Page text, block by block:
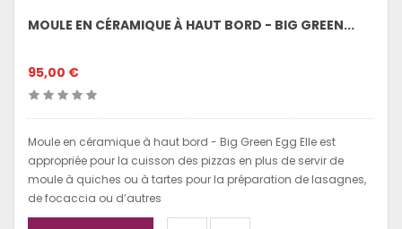
MOULE EN CÉRAMIQUE À HAUT BORD - BIG GREEN...
95,00 €
Moule en céramique à haut bord - Big Green Egg Elle est
appropriée pour la cuisson des pizzas en plus de servir de
moule à quiches ou à tartes pour la préparation de lasagnes,
de focaccia ou d’autres